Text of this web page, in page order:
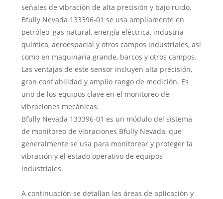
señales de vibración de alta precisión y bajo ruido.
Bfully Nevada 133396-01 se usa ampliamente en
petróleo, gas natural, energía eléctrica, industria
química, aeroespacial y otros campos industriales, así
como en maquinaria grande, barcos y otros campos.
Las ventajas de este sensor incluyen alta precisión,
gran confiabilidad y amplio rango de medición. Es
uno de los equipos clave en el monitoreo de
vibraciones mecánicas.
Bfully Nevada 133396-01 es un módulo del sistema
de monitoreo de vibraciones Bfully Nevada, que
generalmente se usa para monitorear y proteger la
vibración y el estado operativo de equipos
industriales.
A continuación se detallan las áreas de aplicación y